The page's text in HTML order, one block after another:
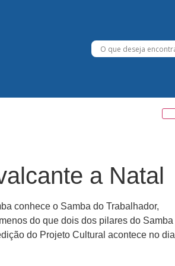
a Natal
conhece o Samba do Trabalhador,
do que dois dos pilares do Samba
do Projeto Cultural acontece no dia